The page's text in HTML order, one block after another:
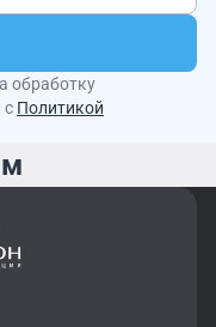
обработку
с Политикой